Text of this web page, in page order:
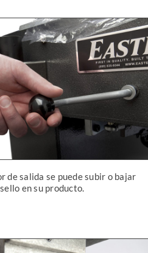
de salida se puede subir o bajar
en su producto.